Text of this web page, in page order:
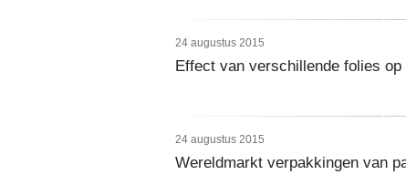
24 augustus 2015
Effect van verschillende folies
24 augustus 2015
Wereldmarkt verpakkingen van